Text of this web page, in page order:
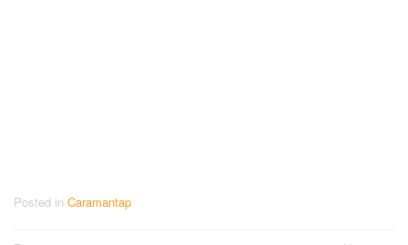
Posted in Caramantap